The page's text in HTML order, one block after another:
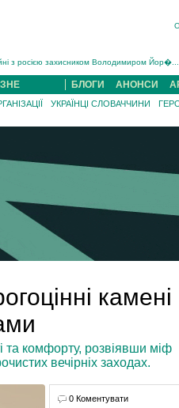
з росією захисником Володимиром Йор�...
Богданом Югасом, який два роки �...
на Хустщині Юліана Гербея (ФОТО)[/gree...
Ігнат Роздяловський (ФОТО)...
авто постраждали 13 людей (ФОТО)...
за обвинувачен...
БЛОГИ АНОНСИ
УКРАЇНЦІ СЛОВАЧЧИНИ
камені
та комфорту, розвіявши міф
вечірніх заходах.
0 Коментувати